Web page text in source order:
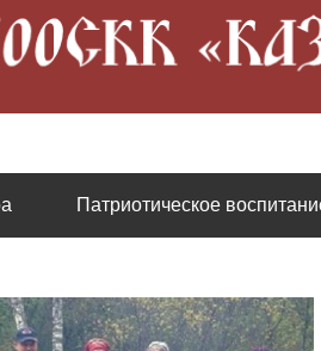
Патриотическое